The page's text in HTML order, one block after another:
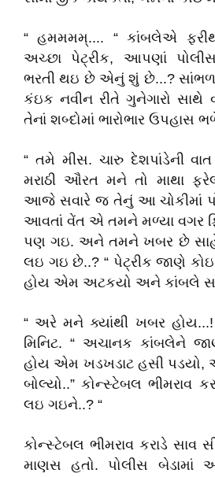
“ હમમમમ્.... “ કાંબલેએ
અચ્છા પેટ્રીક, આપણાં
ભરતી થઇ છે એનું શું છે...?
કંઇક નવીન રીતે ગુનેગારો
તેનાં શબ્દોમાં ભારોભાર ઉપહાસ
“ તમે મીસ. ચારુ દેશપાંડેની
મરાઠી ઔરત મને તો માથા
આજે સવારે જ તેનું આ ચોકીમાં
આવતાં વેંત એ તમને મળ્યા વગર
પણ ગઇ. અને તમને ખબર છે
લઇ ગઇ છે..? “ પેટ્રીક જાણે કોઇ
હોય એમ અટકયો અને કાંબલે
“ અરે મને ક્યાંથી ખબર
મિનિટ. “ અચાનક કાંબલેને
હોય એમ ખડખડાટ હસી
બોલ્યો..” કોન્સ્ટેબલ ભીમરાવ
લઇ ગઇને..? “
કોન્સ્ટેબલ ભીમરાવ કરાડે સાવ
માણસ હતો. પોલીસ બેડામાં